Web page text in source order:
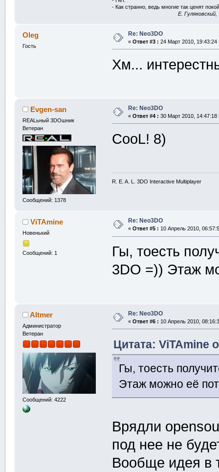
- Как странно, ведь многие так ценят
E.
Oleg
Гость
Re: Neo3DO
« Ответ #3 : 24 Март 2010, 19:43:24
Хм...
Evgen-san
REALьный 3DOшник
Ветеран
Сообщений: 1378
Re: Neo3DO
« Ответ #4 : 30 Март 2010, 14:47:18
CooL! 8)
R. E. A. L. 3DO Interactive Multiplayer
ViTAmine
Новенький
Сообщений: 1
Re: Neo3DO
« Ответ #5 : 10 Апрель 2010,
Гы, тоесть
3DO =)) Этаж
Altmer
Администратор
Ветеран
Сообщений: 4222
Re: Neo3DO
« Ответ #6 : 10 Апрель 2010,
Цитата: ViTAmine
Гы, тоесть
Этаж можно её
Врядли
под нее не
Вообще идея в